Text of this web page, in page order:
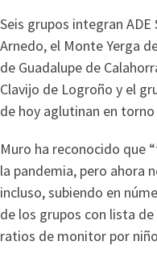
Seis grupos integran
Arnedo, el Monte Yerga
de Guadalupe de
Clavijo de Logroño y el
de hoy aglutinan en
Muro ha reconocido que
la pandemia, pero ahora
incluso, subiendo en
de los grupos con lista
ratios de monitor por